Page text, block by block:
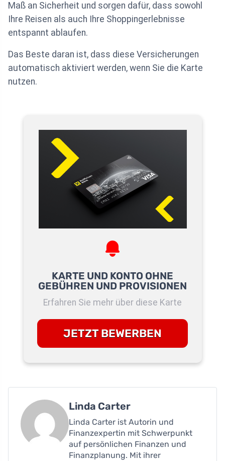
Maß an Sicherheit und sorgen dafür, dass sowohl
Ihre Reisen als auch Ihre Shoppingerlebnisse
entspannt ablaufen.
Das Beste daran ist, dass diese Versicherungen
automatisch aktiviert werden, wenn Sie die Karte
nutzen.
KARTE UND KONTO OHNE
GEBÜHREN UND PROVISIONEN
Erfahren Sie mehr über diese Karte
JETZT BEWERBEN
Linda Carter
Linda Carter ist Autorin und
Finanzexpertin mit Schwerpunkt
auf persönlichen Finanzen und
Finanzplanung. Mit ihrer